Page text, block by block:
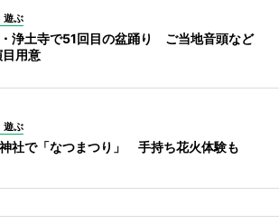
遊ぶ
浄土寺で51回目の盆踊り ご当地音頭など
用意
遊ぶ
社で「なつまつり」 手持ち花火体験も